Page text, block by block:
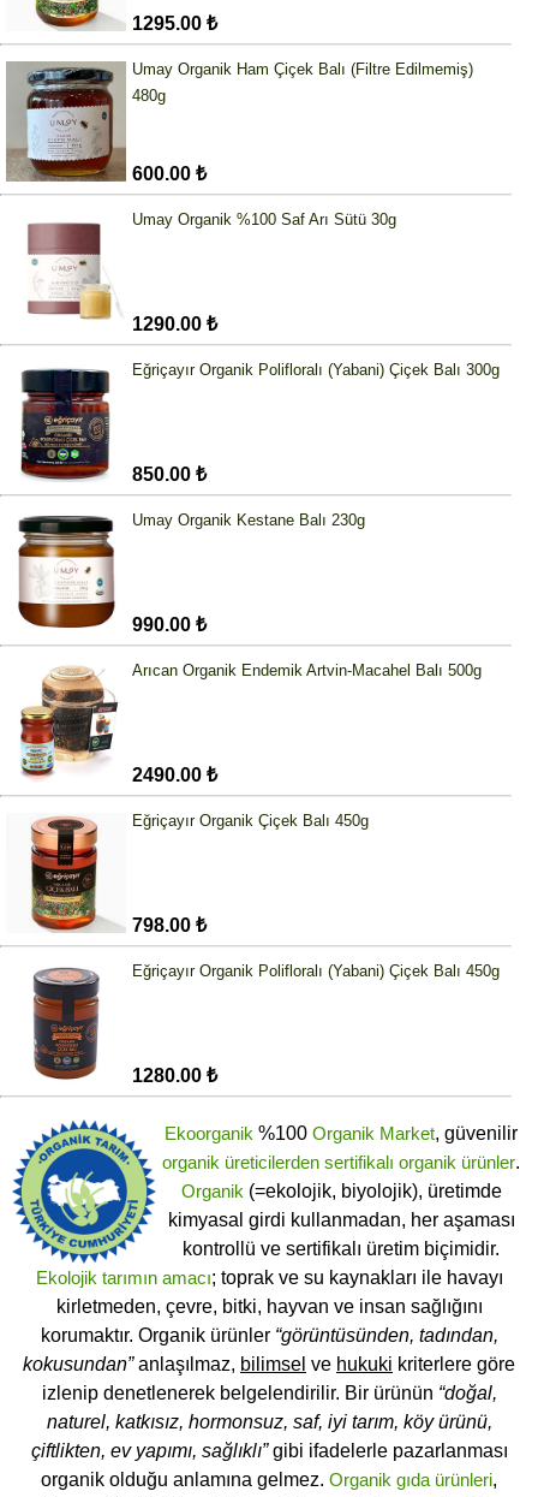
1295.00 ₺
Umay Organik Ham Çiçek Balı (Filtre Edilmemiş)
480g
600.00 ₺
Umay Organik %100 Saf Arı Sütü 30g
1290.00 ₺
Eğriçayır Organik Polifloralı (Yabani) Çiçek Balı 300g
850.00 ₺
Umay Organik Kestane Balı 230g
990.00 ₺
Arıcan Organik Endemik Artvin-Macahel Balı 500g
2490.00 ₺
Eğriçayır Organik Çiçek Balı 450g
798.00 ₺
Eğriçayır Organik Polifloralı (Yabani) Çiçek Balı 450g
1280.00 ₺
Ekoorganik %100 Organik Market, güvenilir
organik üreticilerden sertifikalı organik ürünler.
Organik (=ekolojik, biyolojik), üretimde
kimyasal girdi kullanmadan, her aşaması
kontrollü ve sertifikalı üretim biçimidir.
Ekolojik tarımın amacı; toprak ve su kaynakları ile havayı
kirletmeden, çevre, bitki, hayvan ve insan sağlığını
korumaktır. Organik ürünler “görüntüsünden, tadından,
kokusundan”anlaşılmaz, bilimsel ve hukuki kriterlere göre
izlenip denetlenerek belgelendirilir. Bir ürünün “doğal,
naturel, katkısız, hormonsuz, saf, iyi tarım, köy ürünü,
çiftlikten, ev yapımı, sağlıklı”gibi ifadelerle pazarlanması
organik olduğu anlamına gelmez. Organik gıda ürünleri,